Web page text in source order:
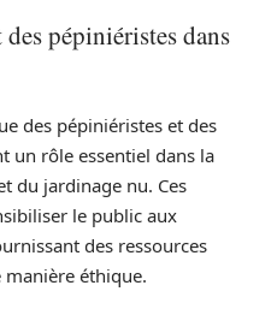
pépiniéristes dans
des pépiniéristes et des
un rôle essentiel dans la
du jardinage nu. Ces
le public aux
des ressources
éthique.